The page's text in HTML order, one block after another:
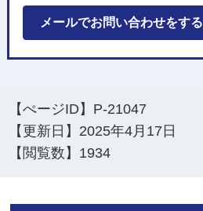
メールでお問い合わせをする
【ぺージID】 P-21047
【更新日】 2025年4月17日
【閲覧数】 1934